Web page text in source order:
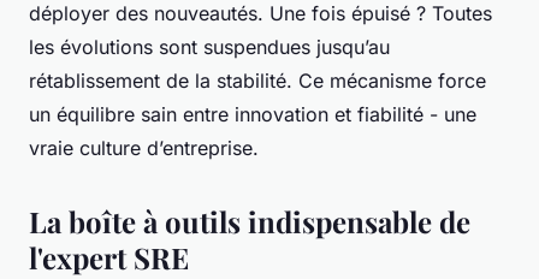
déployer des nouveautés. Une fois épuisé ? Toutes
les évolutions sont suspendues jusqu’au
rétablissement de la stabilité. Ce mécanisme force
un équilibre sain entre innovation et fiabilité - une
vraie culture d’entreprise.
La boîte à outils indispensable de
l'expert SRE